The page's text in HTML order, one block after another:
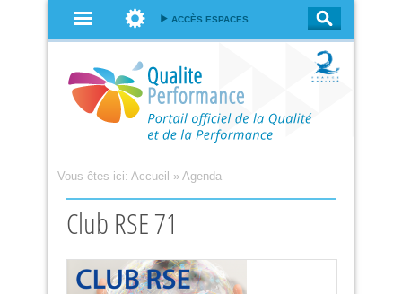
ACCÈS ESPACES
Vous êtes ici: Accueil » Agenda
Club RSE 71